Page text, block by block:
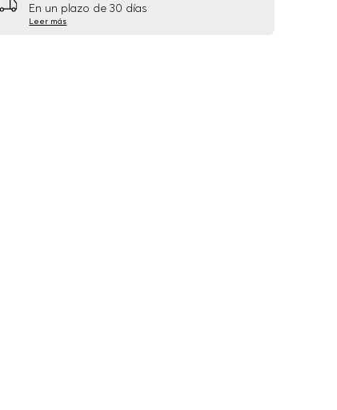
En un plazo de 30 días
Leer más